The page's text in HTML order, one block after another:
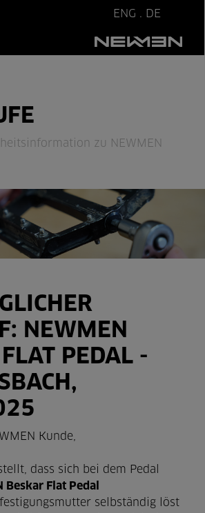
ENG . DE
zu NEWMEN
NEWMEN
PEDAL -
Kunde,
dass sich bei dem Pedal
Beskar Flat Pedal
selbständig löst